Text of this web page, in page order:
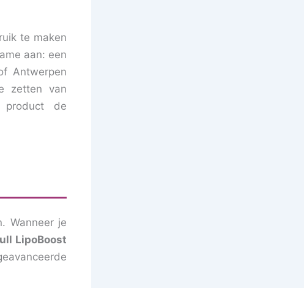
te maken
aan: een
Antwerpen
zetten van
product de
Wanneer je
LipoBoost